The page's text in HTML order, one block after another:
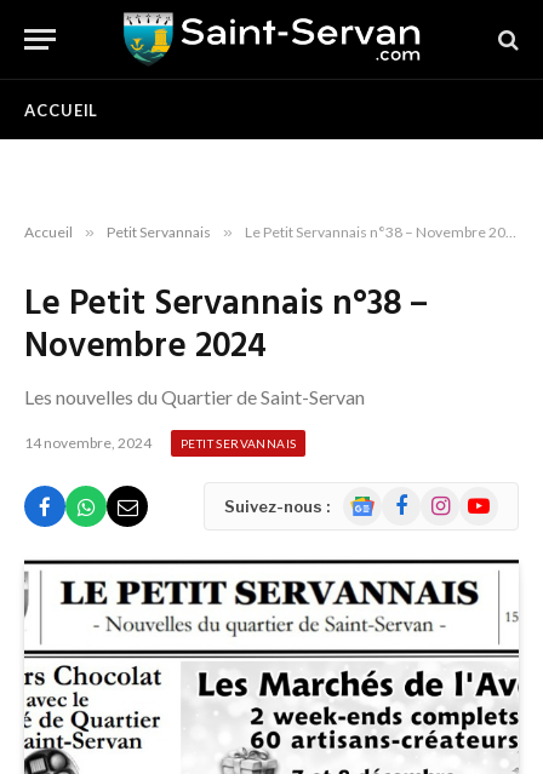
ACCUEIL
Accueil » Petit Servannais » Le Petit Servannais n°38 – Novembre 2024
Le Petit Servannais n°38 –
Novembre 2024
Les nouvelles du Quartier de Saint-Servan
14 novembre, 2024 PETIT SERVANNAIS
Suivez-nous :
GoogleFacebookInstagramYouTube